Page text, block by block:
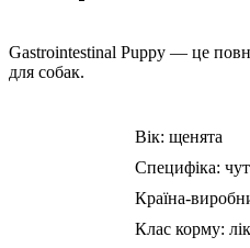
Gastrointestinal Puppy — це
для собак.
Вік: щенята
Специфіка:
Країна-
Клас корму: